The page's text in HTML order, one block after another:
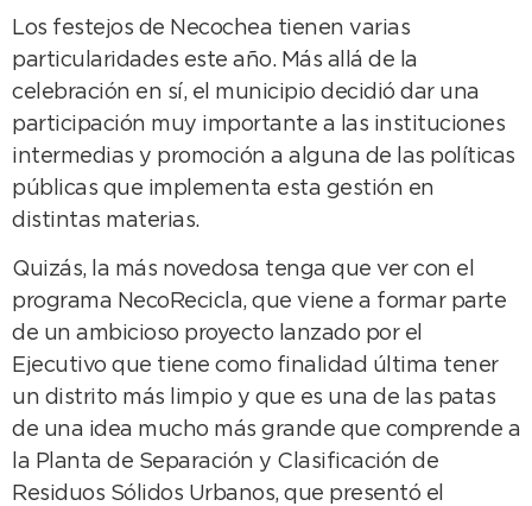
Los festejos de Necochea tienen varias
particularidades este año. Más allá de la
celebración en sí, el municipio decidió dar una
participación muy importante a las instituciones
intermedias y promoción a alguna de las políticas
públicas que implementa esta gestión en
distintas materias.
Quizás, la más novedosa tenga que ver con el
programa NecoRecicla, que viene a formar parte
de un ambicioso proyecto lanzado por el
Ejecutivo que tiene como finalidad última tener
un distrito más limpio y que es una de las patas
de una idea mucho más grande que comprende a
la Planta de Separación y Clasificación de
Residuos Sólidos Urbanos, que presentó el